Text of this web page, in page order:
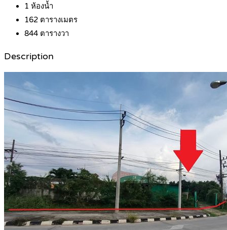
1 ห้องน้ำ
162 ตารางเมตร
844 ตารางวา
Description